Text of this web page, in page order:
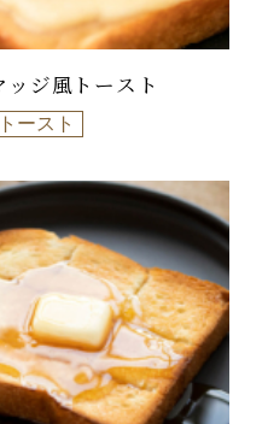
ジ風トースト
ースト